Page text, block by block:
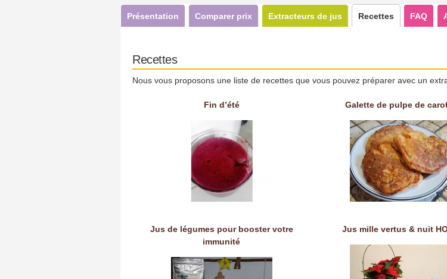
Présentation Comparer prix Extracteurs de jus Recettes FAQ
Recettes
Nous vous proposons une liste de recettes que vous pouvez préparer avec un
Fin d’été Galette de pulpe de
Jus de légumes pour booster votre
immunité
Jus mille vertus & nuit